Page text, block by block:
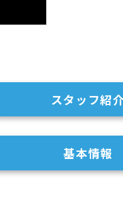
スタッフ紹
基本情報